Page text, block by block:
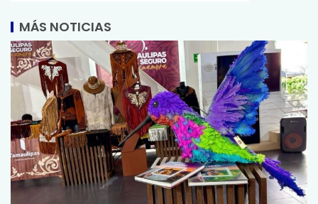
MÁS NOTICIAS